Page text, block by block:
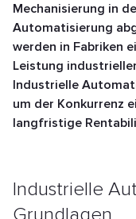
Mechanisierung in
Automatisierung
werden in Fabriken
Leistung
Industrielle
um der Konkurrenz
langfristige
Industrielle